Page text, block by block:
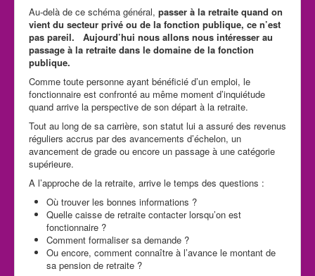
Au-delà de ce schéma général, passer à la retraite quand on
vient du secteur privé ou de la fonction publique, ce n’est
pas pareil. Aujourd’hui nous allons nous intéresser au
passage à la retraite dans le domaine de la fonction
publique.
Comme toute personne ayant bénéficié d’un emploi, le
fonctionnaire est confronté au même moment d’inquiétude
quand arrive la perspective de son départ à la retraite.
Tout au long de sa carrière, son statut lui a assuré des revenus
réguliers accrus par des avancements d’échelon, un
avancement de grade ou encore un passage à une catégorie
supérieure.
A l’approche de la retraite, arrive le temps des questions :
Où trouver les bonnes informations ?
Quelle caisse de retraite contacter lorsqu’on est
fonctionnaire ?
Comment formaliser sa demande ?
Ou encore, comment connaître à l’avance le montant de
sa pension de retraite ?